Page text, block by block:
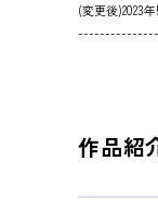
(変更後)2023年
作品紹